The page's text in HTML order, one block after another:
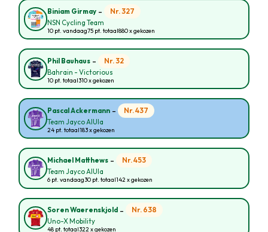
Biniam Girmay - Nr. 327
NSN Cycling Team
10 pt. vandaag75 pt. totaal880 x gekozen
Phil Bauhaus - Nr. 32
Bahrain - Victorious
10 pt. totaal310 x gekozen
Pascal Ackermann - Nr. 437
Team Jayco AlUla
24 pt. totaal183 x gekozen
Michael Matthews - Nr. 453
Team Jayco AlUla
6 pt. vandaag30 pt. totaal142 x gekozen
Soren Waerenskjold - Nr. 638
Uno-X Mobility
48 pt. totaal322 x gekozen